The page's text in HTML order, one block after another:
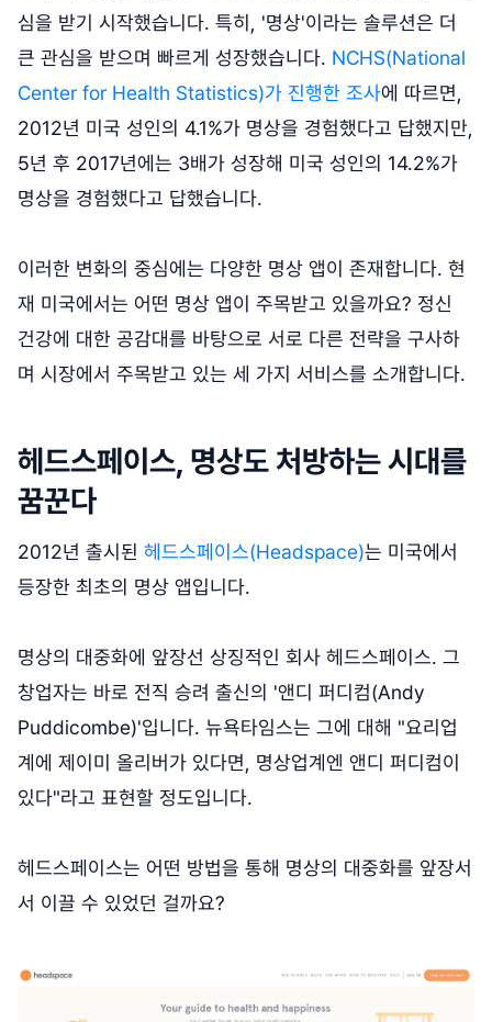
심을 받기 시작했습니다. 특히, '명상'이라는 솔루션은 더
큰 관심을 받으며 빠르게 성장했습니다. NCHS(National
Center for Health Statistics)가 진행한 조사에 따르면,
2012년 미국 성인의 4.1%가 명상을 경험했다고 답했지만,
5년 후 2017년에는 3배가 성장해 미국 성인의 14.2%가
명상을 경험했다고 답했습니다.
이러한 변화의 중심에는 다양한 명상 앱이 존재합니다. 현
재 미국에서는 어떤 명상 앱이 주목받고 있을까요? 정신
건강에 대한 공감대를 바탕으로 서로 다른 전략을 구사하
며 시장에서 주목받고 있는 세 가지 서비스를 소개합니다.
헤드스페이스, 명상도 처방하는 시대를
꿈꾼다
2012년 출시된 헤드스페이스(Headspace)는 미국에서
등장한 최초의 명상 앱입니다.
명상의 대중화에 앞장선 상징적인 회사 헤드스페이스. 그
창업자는 바로 전직 승려 출신의 '앤디 퍼디컴(Andy
Puddicombe)'입니다. 뉴욕타임스는 그에 대해 "요리업
계에 제이미 올리버가 있다면, 명상업계엔 앤디 퍼디컴이
있다"라고 표현할 정도입니다.
헤드스페이스는 어떤 방법을 통해 명상의 대중화를 앞장서
서 이끌 수 있었던 걸까요?